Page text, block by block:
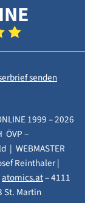
senden
1999 – 2026
ÖVP –
| WEBMASTER
Reinthaler |
atomics.at– 4111
St. Martin